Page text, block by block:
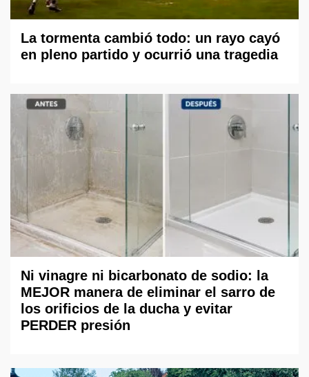
La tormenta cambió todo: un rayo cayó
en pleno partido y ocurrió una tragedia
Ni vinagre ni bicarbonato de sodio: la
MEJOR manera de eliminar el sarro de
los orificios de la ducha y evitar
PERDER presión